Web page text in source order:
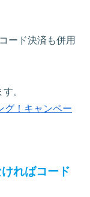
ード決済も併用
。
グ！キャンペー
ればコード